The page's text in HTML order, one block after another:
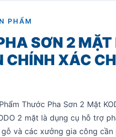
PHẨM
SƠN 2 MẶT
CHÍNH XÁC
Thước Pha Sơn 2 Mặt
2 mặt là dụng cụ hỗ trợ
và các xưởng gia công